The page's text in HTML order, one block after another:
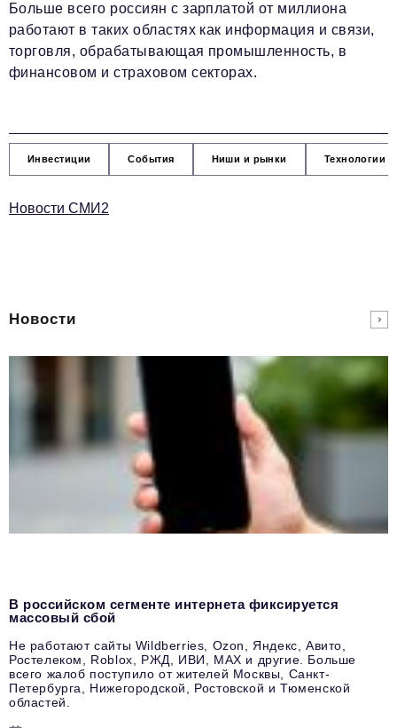
Больше всего россиян с зарплатой от миллиона
работают в таких областях как информация и связи,
торговля, обрабатывающая промышленность, в
финансовом и страховом секторах.
Инвестиции События Ниши и рынки Технологии
Новости СМИ2
Новости
В российском сегменте интернета фиксируется
массовый сбой
Не работают сайты Wildberries, Ozon, Яндекс, Авито,
Ростелеком, Roblox, РЖД, ИВИ, MAX и другие. Больше
всего жалоб поступило от жителей Москвы, Санкт-
Петербурга, Нижегородской, Ростовской и Тюменской
областей.